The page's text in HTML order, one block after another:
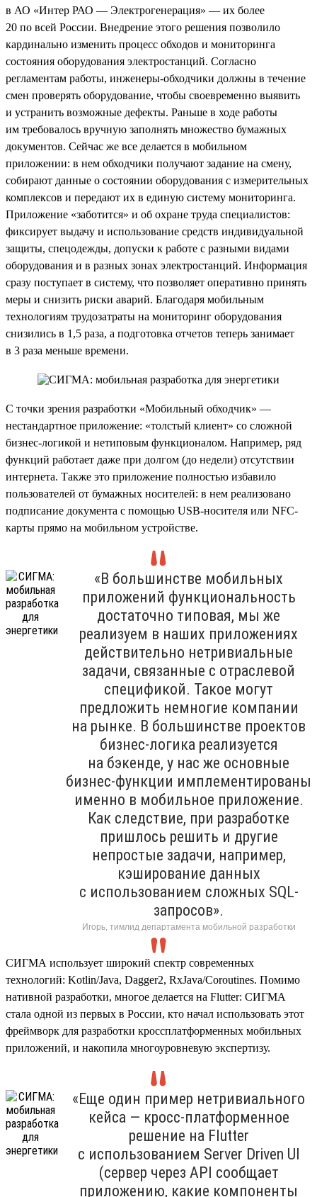
в АО «Интер РАО — Электрогенерация» — их более
20 по всей России. Внедрение этого решения позволило
кардинально изменить процесс обходов и мониторинга
состояния оборудования электростанций. Согласно
регламентам работы, инженеры-обходчики должны в течение
смен проверять оборудование, чтобы своевременно выявить
и устранить возможные дефекты. Раньше в ходе работы
им требовалось вручную заполнять множество бумажных
документов. Сейчас же все делается в мобильном
приложении: в нем обходчики получают задание на смену,
собирают данные о состоянии оборудования с измерительных
комплексов и передают их в единую систему мониторинга.
Приложение «заботится» и об охране труда специалистов:
фиксирует выдачу и использование средств индивидуальной
защиты, спецодежды, допуски к работе с разными видами
оборудования и в разных зонах электростанций. Информация
сразу поступает в систему, что позволяет оперативно принять
меры и снизить риски аварий. Благодаря мобильным
технологиям трудозатраты на мониторинг оборудования
снизились в 1,5 раза, а подготовка отчетов теперь занимает
в 3 раза меньше времени.
С точки зрения разработки «Мобильный обходчик» —
нестандартное приложение: «толстый клиент» со сложной
бизнес-логикой и нетиповым функционалом. Например, ряд
функций работает даже при долгом (до недели) отсутствии
интернета. Также это приложение полностью избавило
пользователей от бумажных носителей: в нем реализовано
подписание документа с помощью USB-носителя или NFC-
карты прямо на мобильном устройстве.
«В большинстве мобильных
приложений функциональность
достаточно типовая, мы же
реализуем в наших приложениях
действительно нетривиальные
задачи, связанные с отраслевой
спецификой. Такое могут
предложить немногие компании
на рынке. В большинстве проектов
бизнес-логика реализуется
на бэкенде, у нас же основные
бизнес-функции имплементированы
именно в мобильное приложение.
Как следствие, при разработке
пришлось решить и другие
непростые задачи, например,
кэширование данных
с использованием сложных SQL-
запросов».
Игорь, тимлид департамента мобильной разработки
СИГМА использует широкий спектр современных
технологий: Kotlin/Java, Dagger2, RxJava/Coroutines. Помимо
нативной разработки, многое делается на Flutter: СИГМА
стала одной из первых в России, кто начал использовать этот
фреймворк для разработки кроссплатформенных мобильных
приложений, и накопила многоуровневую экспертизу.
«Еще один пример нетривиального
кейса — кросс-платформенное
решение на Flutter
с использованием Server Driven UI
(сервер через API сообщает
приложению, какие компоненты